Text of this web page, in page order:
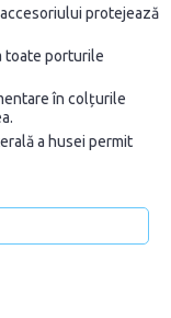
protejează
toate porturile
în colțurile
a husei permit